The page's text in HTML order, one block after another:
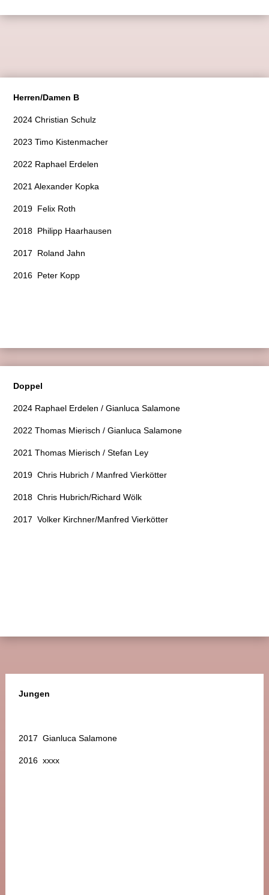
Herren/Damen B
2024 Christian Schulz
2023 Timo Kistenmacher
2022 Raphael Erdelen
2021 Alexander Kopka
2019 Felix Roth
2018 Philipp Haarhausen
2017 Roland Jahn
2016 Peter Kopp
Doppel
2024 Raphael Erdelen / Gianluca Salamone
2022 Thomas Mierisch / Gianluca Salamone
2021 Thomas Mierisch / Stefan Ley
2019 Chris Hubrich / Manfred Vierkötter
2018 Chris Hubrich/Richard Wölk
2017 Volker Kirchner/Manfred Vierkötter
Jungen
2017 Gianluca Salamone
2016 xxxx